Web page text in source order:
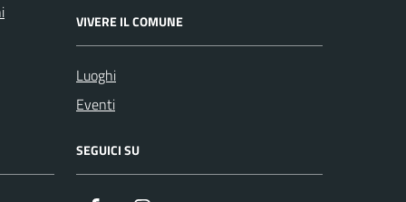
VIVERE IL COMUNE
Luoghi
Eventi
SEGUICI SU